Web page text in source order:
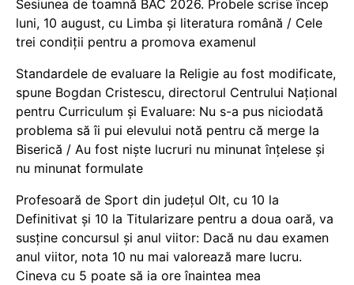
Sesiunea de toamnă BAC 2026. Probele scrise încep
luni, 10 august, cu Limba și literatura română / Cele
trei condiții pentru a promova examenul
Standardele de evaluare la Religie au fost modificate,
spune Bogdan Cristescu, directorul Centrului Național
pentru Curriculum și Evaluare: Nu s-a pus niciodată
problema să îi pui elevului notă pentru că merge la
Biserică / Au fost niște lucruri nu minunat înțelese și
nu minunat formulate
Profesoară de Sport din județul Olt, cu 10 la
Definitivat și 10 la Titularizare pentru a doua oară, va
susține concursul și anul viitor: Dacă nu dau examen
anul viitor, nota 10 nu mai valorează mare lucru.
Cineva cu 5 poate să ia ore înaintea mea